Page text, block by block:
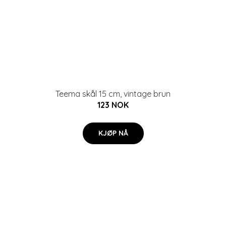
Teema skål 15 cm, vintage brun
123 NOK
KJØP NÅ